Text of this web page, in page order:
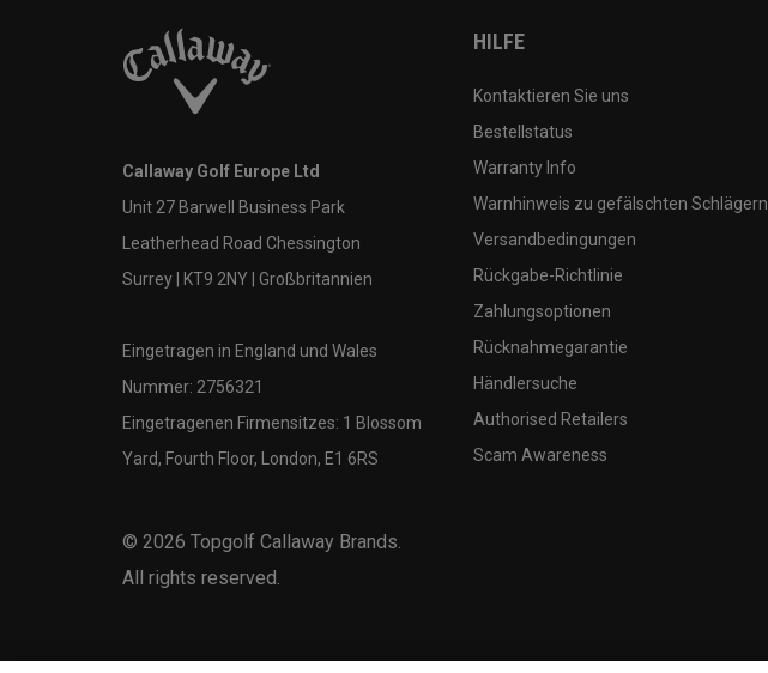
Callaway Golf Europe Ltd
Unit 27 Barwell Business Park
Leatherhead Road Chessington
Surrey | KT9 2NY | Großbritannien
Eingetragen in England und Wales
Nummer: 2756321
Eingetragenen Firmensitzes: 1 Blossom
Yard, Fourth Floor, London, E1 6RS
© 2026 Topgolf Callaway Brands.
All rights reserved.
HILFE
Kontaktieren Sie uns
Bestellstatus
Warranty Info
Warnhinweis zu gefälschten Schlägern
Versandbedingungen
Rückgabe-Richtlinie
Zahlungsoptionen
Rücknahmegarantie
Händlersuche
Authorised Retailers
Scam Awareness